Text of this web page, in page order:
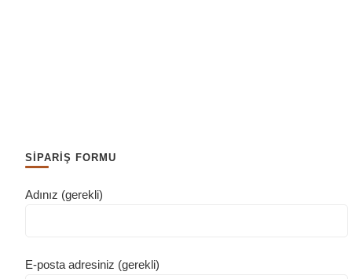
SİPARİŞ FORMU
Adınız (gerekli)
E-posta adresiniz (gerekli)